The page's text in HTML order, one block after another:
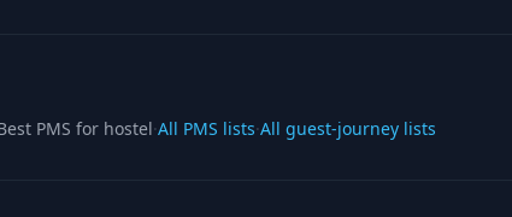
PMS for hostel·All PMS lists·All guest-journey lists